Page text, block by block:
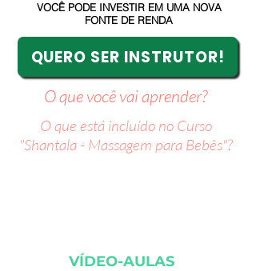
VOCÊ PODE INVESTIR EM UMA NOVA
FONTE DE RENDA
QUERO SER INSTRUTOR!
O que você vai aprender?
O que está incluído no Curso
"Shantala - Massagem para Bebês"?
VÍDEO-AULAS